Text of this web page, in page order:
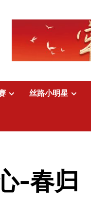
丝路小明星
-春归